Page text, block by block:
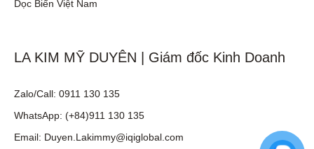
Dọc Biển Việt Nam
LA KIM MỸ DUYÊN | Giám đốc Kinh Doanh
Zalo/Call: 0911 130 135
WhatsApp: (+84)911 130 135
Email: Duyen.Lakimmy@iqiglobal.com